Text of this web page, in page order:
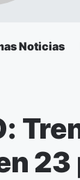
Noticias
23